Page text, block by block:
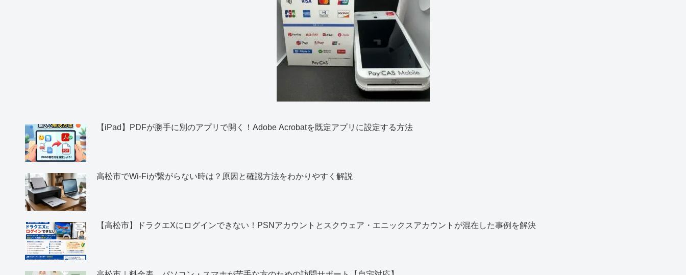
【iPad】PDFが勝手に別のアプリで開く！Adobe Acrobatを既定アプリに設定する方法
高松市でWi-Fiが繋がらない時は？原因と確認方法をわかりやすく解説
【高松市】ドラクエXにログインできない！PSNアカウントとスクウェア・エニックスアカウントが混在した事例を解決